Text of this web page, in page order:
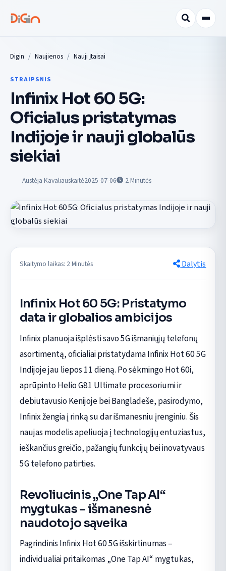
Digin Naujienos Nauji įtaisai
STRAIPSNIS
Infinix Hot 60 5G:
Oficialus pristatymas
Indijoje ir nauji globalūs
siekiai
Austėja Kavaliauskaitė2025-07-06 2Minutės
Skaitymo laikas: 2 Minutės Dalytis
Infinix Hot 60 5G: Pristatymo
data ir globalios ambicijos
Infinix planuoja išplėsti savo 5G išmaniųjų telefonų
asortimentą, oficialiai pristatydama Infinix Hot 60 5G
Indijoje jau liepos 11 dieną. Po sėkmingo Hot 60i,
aprūpinto Helio G81 Ultimate procesoriumi ir
debiutavusio Kenijoje bei Bangladeše, pasirodymo,
Infinix žengia į rinką su dar išmanesniu įrenginiu. Šis
naujas modelis apeliuoja į technologijų entuziastus,
ieškančius greičio, pažangių funkcijų bei inovatyvaus
5G telefono patirties.
Revoliucinis „One Tap AI“
mygtukas – išmanesnė
naudotojo sąveika
Pagrindinis Infinix Hot 60 5G išskirtinumas –
individualiai pritaikomas „One Tap AI“ mygtukas,